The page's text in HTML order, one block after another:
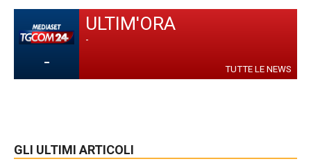
-
ULTIM'ORA
-
TUTTE LE NEWS
GLI ULTIMI ARTICOLI